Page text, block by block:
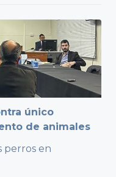
único
de animales
perros en